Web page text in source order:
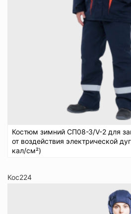
Костюм зимний СП08-З/V-2 для
от воздействия электрической
кал/см²)
Кос224